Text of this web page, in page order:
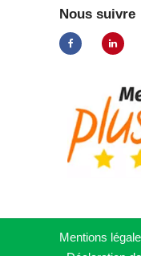
Nous suivre
Mentions